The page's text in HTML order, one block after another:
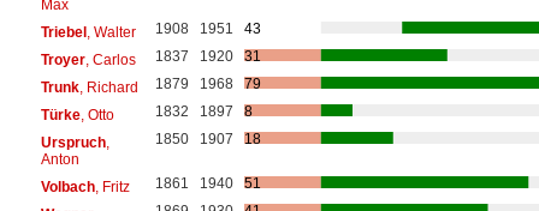
Max
Triebel, Walter 1908 1951
43
Troyer, Carlos 1837 1920
31
Trunk, Richard 1879 1968
79
Türke, Otto 1832 1897
8
Urspruch,
Anton
1850 1907 18
Volbach, Fritz 1861 1940
51